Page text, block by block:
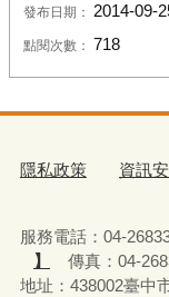
發布日期： 2014-09-
點閱次數： 718
隱私政策 資訊
服務電話：04-
】
傳真：04-
地址：438002臺中